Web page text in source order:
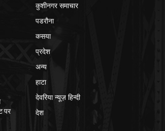
पर
कुशीनगर समाचार
पडरौना
कसया
प्रदेश
अन्य
हाटा
देवरिया न्यूज़ हिन्दी
देश